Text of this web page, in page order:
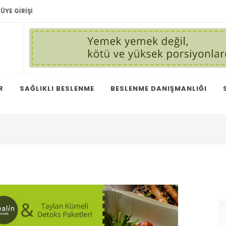
ÜYE GIRIŞI
SAĞLIKLI BESLENME BESLENME DANIŞMANLIĞI